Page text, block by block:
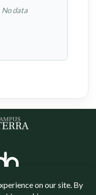
No data